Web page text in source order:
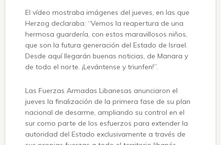
El vídeo mostraba imágenes del jueves, en las que
Herzog declaraba: “Vemos la reapertura de una
hermosa guardería, con estos maravillosos niños,
que son la futura generación del Estado de Israel.
Desde aquí llegarán buenas noticias, de Manara y
de todo el norte. ¡Levántense y triunfen!”.
Las Fuerzas Armadas Libanesas anunciaron el
jueves la finalización de la primera fase de su plan
nacional de desarme, ampliando su control en el
sur como parte de los esfuerzos para extender la
autoridad del Estado exclusivamente a través de